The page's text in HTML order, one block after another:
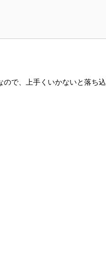
で、上手くいかないと落ち込